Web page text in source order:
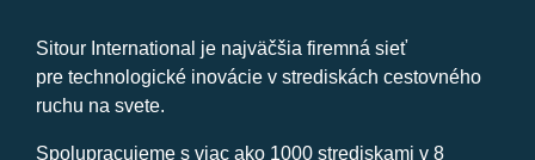
Sitour International je najväčšia firemná sieť
pre technologické inovácie v strediskách cestovného
ruchu na svete.
Spolupracujeme s viac ako 1000 strediskami v 8